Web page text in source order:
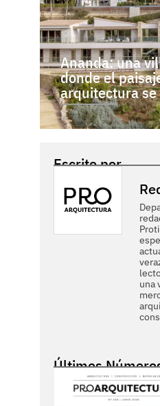
Ananda: una
donde el
arquitectura
Escrito por
una
Últimos